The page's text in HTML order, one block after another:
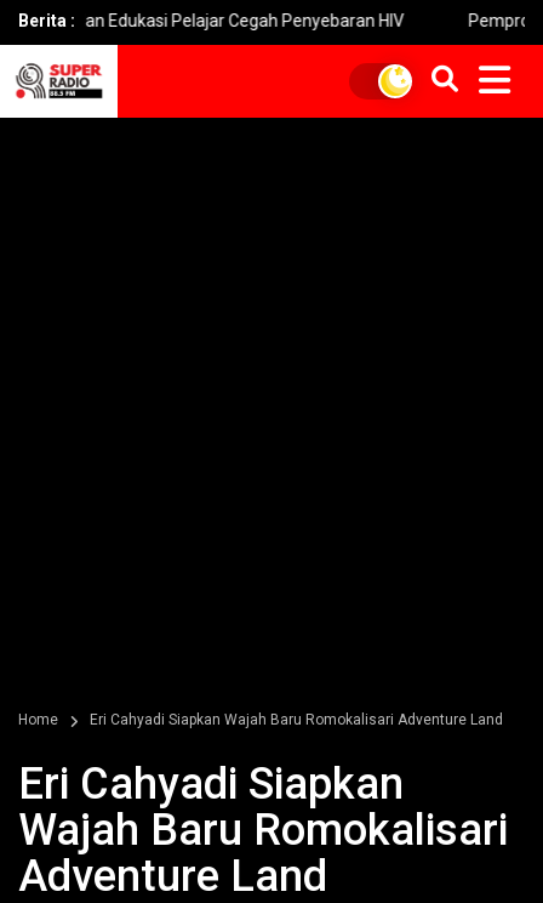
Berita :
Edukasi Pelajar Cegah Penyebaran HIV Pemprov Jatim
Home Eri Cahyadi Siapkan Wajah Baru Romokalisari Adventure Land
Eri Cahyadi Siapkan
Wajah Baru Romokalisari
Adventure Land